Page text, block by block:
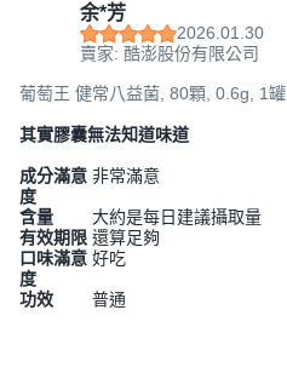
余*芳
2026.01.30
賣家: 酷澎股份有限公司
葡萄王 健常八益菌, 80顆, 0.6g, 1罐
其實膠囊無法知道味道
成分滿意
度
非常滿意
含量
大約是每日建議攝取量
有效期限 還算足夠
口味滿意
度
好吃
功效 普通